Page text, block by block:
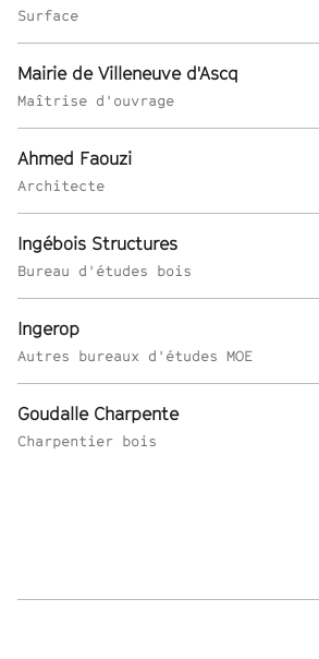
Surface
Mairie de Villeneuve d'Ascq
Maîtrise d'ouvrage
Ahmed Faouzi
Architecte
Ingébois Structures
Bureau d'études bois
Ingerop
Autres bureaux d'études MOE
Goudalle Charpente
Charpentier bois